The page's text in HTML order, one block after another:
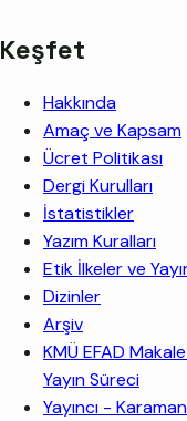
Keşfet
Hakkında
Amaç ve Kapsam
Ücret Politikası
Dergi Kurulları
İstatistikler
Yazım Kuralları
Etik İlkeler ve
Dizinler
Arşiv
KMÜ EFAD
Yayın Süreci
Yayıncı -